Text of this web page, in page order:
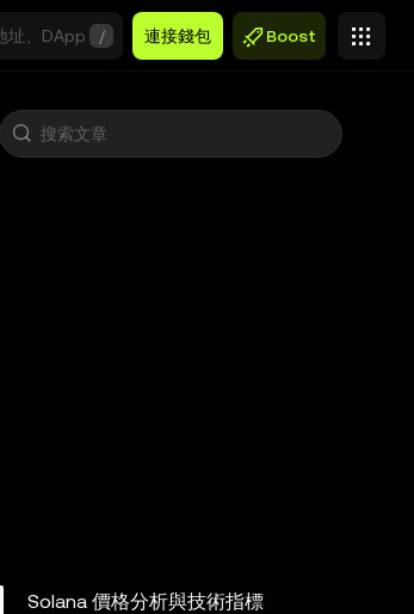
/ 連接錢包 Boost
Solana 價格分析與技術指標